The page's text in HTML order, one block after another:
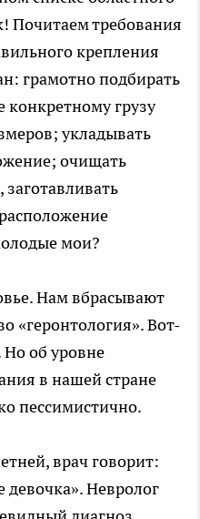
Почитаем требования
крепления
грамотно подбирать
конкретному грузу
укладывать
очищать
мои?
Нам вбрасывают
«геронтология». Вот-
об уровне
в нашей стране
пессимистично.
врач говорит:
девочка». Невролог